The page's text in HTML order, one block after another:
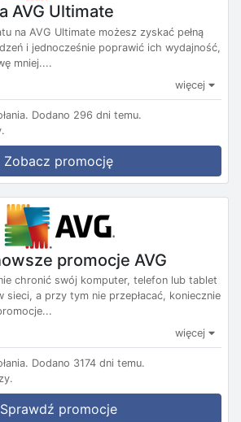
AVG Ultimate
na AVG Ultimate możesz zyskać pełną
i jednocześnie poprawić ich wydajność,
mniej....
więcej
Dodano 296 dni temu.
Zobacz promocję
promocje AVG
chronić swój komputer, telefon lub tablet
sieci, a przy tym nie przepłacać, koniecznie
więcej
Dodano 3174 dni temu.
Sprawdź promocje